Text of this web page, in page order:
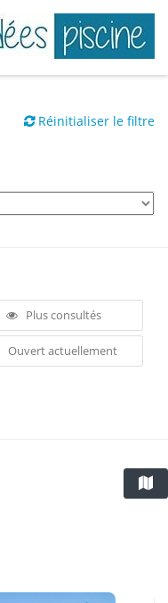
Réinitialiser le filtre
Plus consultés
Ouvert actuellement